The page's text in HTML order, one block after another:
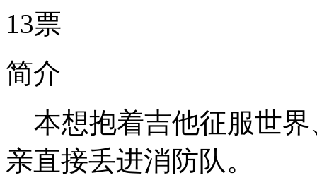
13票
简介
本想抱着吉他征服世界
亲直接丢进消防队。